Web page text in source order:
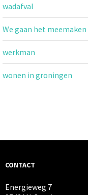
wadafval
We gaan het meemaken
werkman
wonen in groningen
CONTACT
Energieweg 7